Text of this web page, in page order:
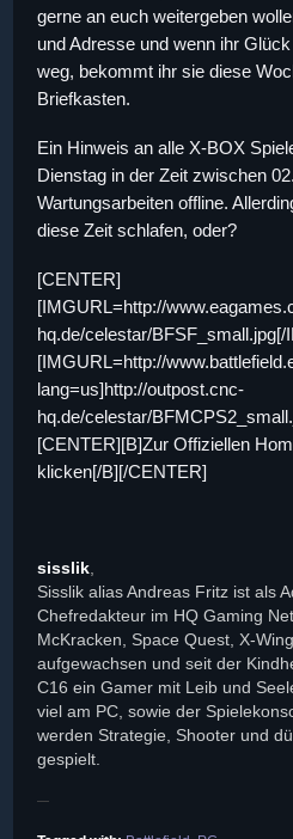
gerne an euch weitergeben
und Adresse und wenn ihr
weg, bekommt ihr sie diese
Briefkasten.
Ein Hinweis an alle X-BOX
Dienstag in der Zeit zwischen
Wartungsarbeiten offline.
diese Zeit schlafen, oder?
[CENTER]
[IMGURL=http://
hq.de/celestar/BFSF_small.jpg[/
[IMGURL=http://
lang=us]http://outpost.cnc-
hq.de/celestar/
[CENTER][B]Zur Offiziellen
klicken[/B][/CENTER]
sisslik
Sisslik alias Andreas Fritz ist als
Chefredakteur im HQ Gaming
McKracken, Space Quest, X-
aufgewachsen und seit der
C16 ein Gamer mit Leib und
viel am PC, sowie der
werden Strategie, Shooter und
gespielt.